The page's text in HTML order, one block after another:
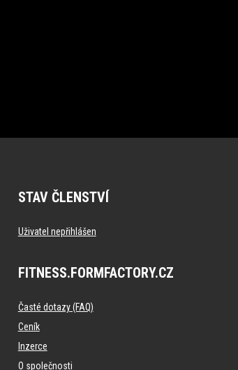
STAV ČLENSTVÍ
Uživatel nepřihlášen
FITNESS.FORMFACTORY.CZ
Časté dotazy (FAQ)
Ceník
Inzerce
O společnosti